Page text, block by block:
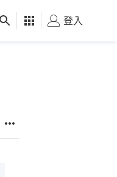
健康 好食玩飛
登入